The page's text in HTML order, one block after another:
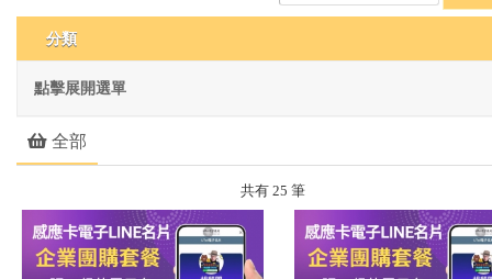
最
新
息
分類
點擊展開選單
全部
共有 25 筆